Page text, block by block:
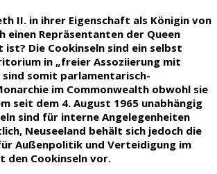
II. in ihrer Eigenschaft als Königin von
einen Repräsentanten der Queen
Die Cookinseln sind ein selbst
in „freier Assoziierung mit
sind somit parlamentarisch-
im Commonwealth obwohl sie
seit dem 4. August 1965 unabhängig
sind für interne Angelegenheiten
Neuseeland behält sich jedoch die
Außenpolitik und Verteidigung im
den Cookinseln vor.